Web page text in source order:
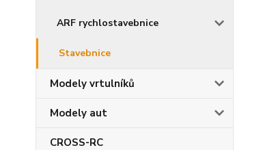
ARF rychlostavebnice
Stavebnice
Modely vrtulníků
Modely aut
CROSS-RC